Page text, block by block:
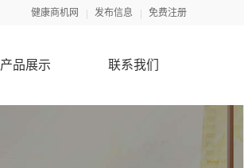
健康商机网 发布信息 免费注册
产品展示 联系我们